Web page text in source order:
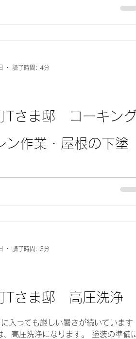
Tさま邸 コーキング
ン作業・屋根の下塗
ます。 この作業は見えない作業にな
読了時間: 4分
Tさま邸 高圧洗浄
読了時間: 3分